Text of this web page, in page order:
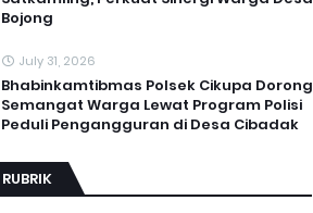
Bojong
July 31, 2026
Bhabinkamtibmas Polsek Cikupa Dorong
Semangat Warga Lewat Program Polisi
Peduli Pengangguran di Desa Cibadak
RUBRIK